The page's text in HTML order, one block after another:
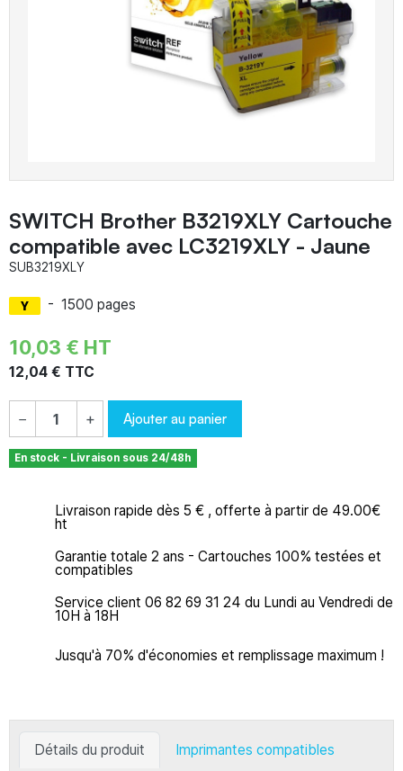
SWITCH Brother B3219XLY Cartouche
compatible avec LC3219XLY - Jaune
SUB3219XLY
- 1500 pages
10,03 € HT
12,04 € TTC
− + Ajouter au panier
En stock - Livraison sous 24/48h
Livraison rapide dès 5 € , offerte à partir de 49.00€
ht
Garantie totale 2 ans - Cartouches 100% testées et
compatibles
Service client 06 82 69 31 24 du Lundi au Vendredi de
10H à 18H
Jusqu'à 70% d'économies et remplissage maximum !
Détails du produit Imprimantes compatibles